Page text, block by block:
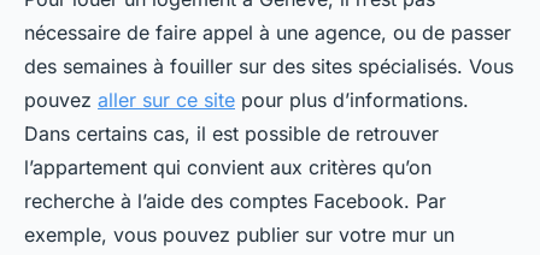
nécessaire de faire appel à une agence, ou de passer
des semaines à fouiller sur des sites spécialisés. Vous
pouvez aller sur ce site pour plus d’informations.
Dans certains cas, il est possible de retrouver
l’appartement qui convient aux critères qu’on
recherche à l’aide des comptes Facebook. Par
exemple, vous pouvez publier sur votre mur un